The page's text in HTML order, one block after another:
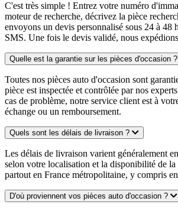
C'est très simple ! Entrez votre numéro
moteur de recherche, décrivez la pièce
envoyons un devis personnalisé sous 24 à 48
SMS. Une fois le devis validé, nous
Quelle est la garantie sur les pièces d'occasion ?
Toutes nos pièces auto d'occasion sont
pièce est inspectée et contrôlée par nos
cas de problème, notre service client est à
échange ou un remboursement.
Quels sont les délais de livraison ?
Les délais de livraison varient généralement
selon votre localisation et la disponibilité de
partout en France métropolitaine, y compris
D'où proviennent vos pièces auto d'occasion ?